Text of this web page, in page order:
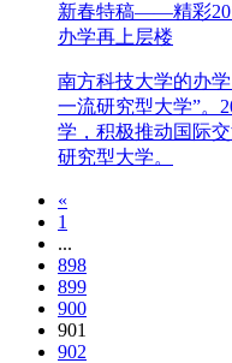
新春特稿——精彩
办学再上层楼
南方科技大学的办
一流研究型大学”。
学，积极推动国际
研究型大学。
«
1
...
898
899
900
901
902